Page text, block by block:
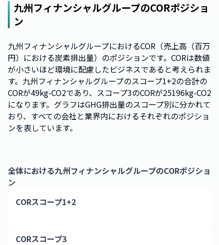
九州フィナンシャルグループのCORポジショ
ン
九州フィナンシャルグループにおけるCOR（売上高（百万
円）における炭素排出量）のポジションです。CORは数値
が小さいほど環境に配慮したビジネスであると考えられま
す。九州フィナンシャルグループのスコープ1+2の合計の
CORが49kg-CO2であり、スコープ3のCORが25196kg-CO2
になります。グラフはGHG排出量のスコープ別に分かれて
おり、すべての会社と業界内におけるそれぞれのポジショ
ンを表しています。
全体における九州フィナンシャルグループのCORポジショ
ン
CORスコープ1+2
CORスコープ3